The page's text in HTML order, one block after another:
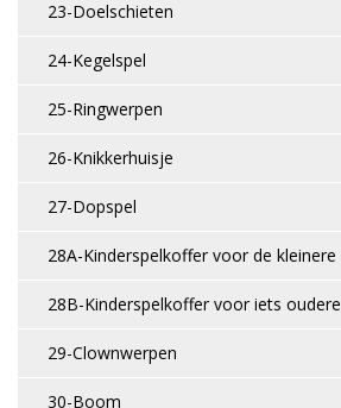
23-Doelschieten
24-Kegelspel
25-Ringwerpen
26-Knikkerhuisje
27-Dopspel
28A-Kinderspelkoffer voor de kleinere
28B-Kinderspelkoffer voor iets oudere
29-Clownwerpen
30-Boom